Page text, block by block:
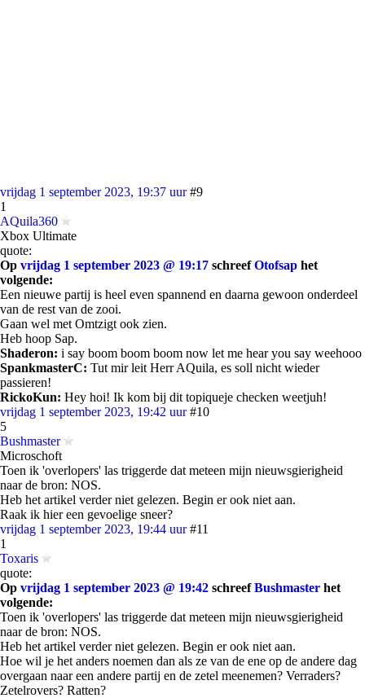
vrijdag 1 september 2023, 19:37 uur #9
1
AQuila360
Xbox Ultimate
quote:
Op vrijdag 1 september 2023 @ 19:17 schreefOtofsap het
volgende:
Een nieuwe partij is heel even spannend en daarna gewoon onderdeel
van de rest van de zooi.
Gaan wel met Omtzigt ook zien.
Heb hoop Sap.
Shaderon: i say boom boom boom now let me hear you say weehooo
SpankmasterC: Tut mir leit Herr AQuila, es soll nicht wieder
passieren!
RickoKun: Hey hoi! Ik kom bij dit topiqueje checken weetjuh!
vrijdag 1 september 2023, 19:42 uur #10
5
Bushmaster
Microschoft
Toen ik 'overlopers' las triggerde dat meteen mijn nieuwsgierigheid
naar de bron: NOS.
Heb het artikel verder niet gelezen. Begin er ook niet aan.
Raak ik hier een gevoelige sneer?
vrijdag 1 september 2023, 19:44 uur #11
1
Toxaris
quote:
Op vrijdag 1 september 2023 @ 19:42 schreefBushmaster het
volgende:
Toen ik 'overlopers' las triggerde dat meteen mijn nieuwsgierigheid
naar de bron: NOS.
Heb het artikel verder niet gelezen. Begin er ook niet aan.
Hoe wil je het anders noemen dan als ze van de ene op de andere dag
overgaan naar een andere partij en de zetel meenemen? Verraders?
Zetelrovers? Ratten?